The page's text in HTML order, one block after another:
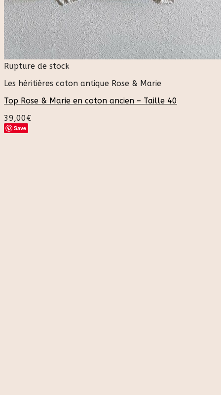
Rupture de stock
Les héritières coton antique Rose & Marie
Top Rose & Marie en coton ancien – Taille 40
39,00€
Save